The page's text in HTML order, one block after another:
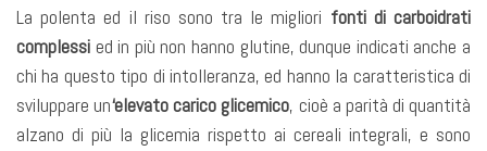
La polenta ed il riso sono tra le migliori fonti di carboidrati
complessi ed in più non hanno glutine, dunque indicati anche a
chi ha questo tipo di intolleranza, ed hanno la caratteristica di
sviluppare un‘elevato carico glicemico, cioè a parità di quantità
alzano di più la glicemia rispetto ai cereali integrali, e sono